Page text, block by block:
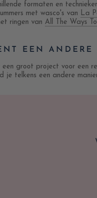
formaten en
met wasco's van
La
ringen van All The Ways
EEN ANDERE
groot project voor een
je telkens een andere